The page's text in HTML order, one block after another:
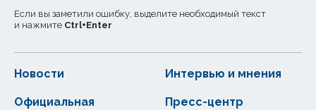
Если вы заметили ошибку, выделите необходимый текст
и нажмите Ctrl+Enter
Новости
Официальная
Интервью и мнения
Пресс-центр